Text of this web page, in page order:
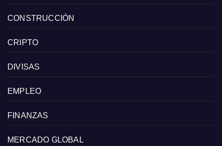
CONSTRUCCIÓN
CRIPTO
DIVISAS
EMPLEO
FINANZAS
MERCADO GLOBAL